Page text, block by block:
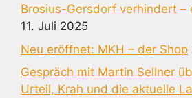
Brosius-Gersdorf verhindert –
11. Juli 2025
Neu eröffnet: MKH – der Shop
Gespräch mit Martin Sellner
Urteil, Krah und die aktuelle